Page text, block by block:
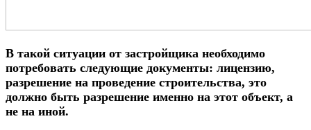
В такой ситуации от застройщика необходимо
потребовать следующие документы: лицензию,
разрешение на проведение строительства, это
должно быть разрешение именно на этот объект, а
не на иной.